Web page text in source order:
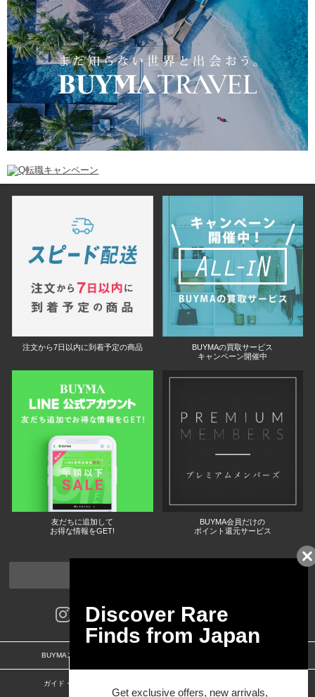
注文から7日以内に到着予定の商品
BUYMAの買取サービス
キャンペーン開催中
友だちに追加して
お得な情報をGET!
BUYMA会員だけの
ポイント還元サービス
BUYMAスタートガイド
ガイド・お問い合わせ